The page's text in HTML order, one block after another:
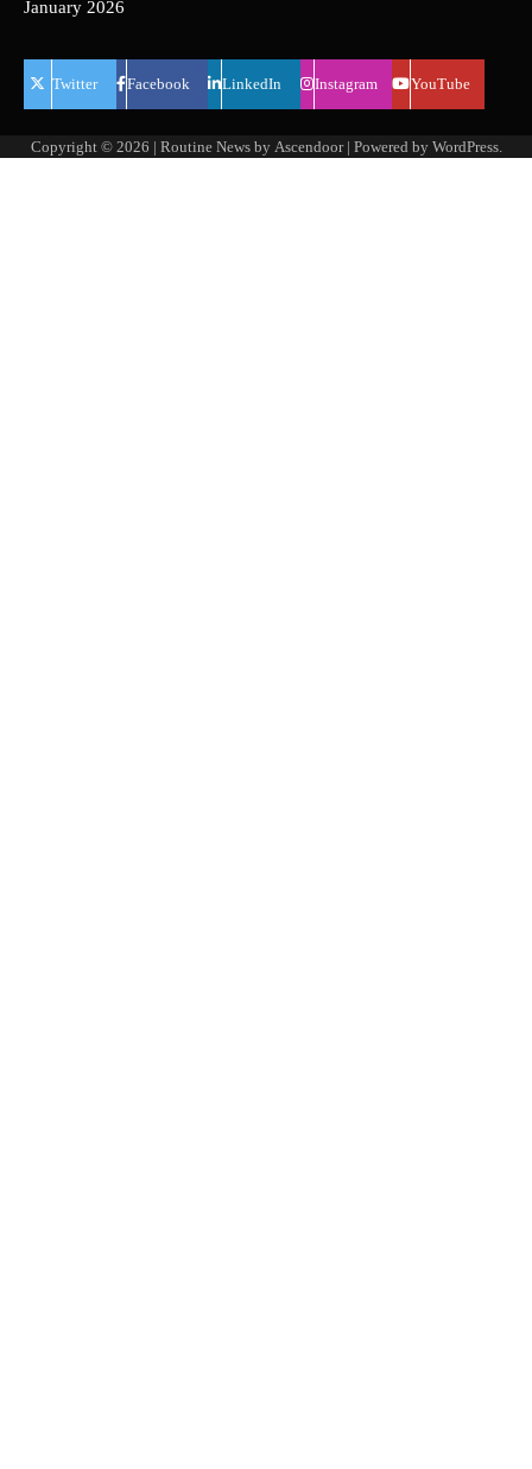
January 2026
Twitter Facebook LinkedIn Instagram YouTube
Copyright © 2026 | Routine News by Ascendoor| Powered by WordPress.